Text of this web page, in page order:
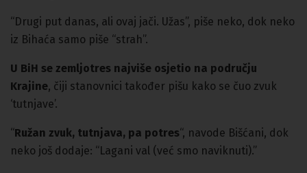
“Drugi put danas, ali ovaj jači. Užas”, piše neko, dok neko
iz Bihaća samo piše “strah”.
U BiH se zemljotres najviše osjetio na području
Krajine, čiji stanovnici također pišu kako se čuo zvuk
‘tutnjave’.
“Ružan zvuk, tutnjava, pa potres“, navode Bišćani, dok
neko još dodaje: “Lagani val (već smo naviknuti).”